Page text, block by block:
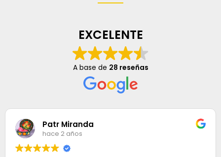
EXCELENTE
A base de 28 reseñas
Patr Miranda
hace 2 años